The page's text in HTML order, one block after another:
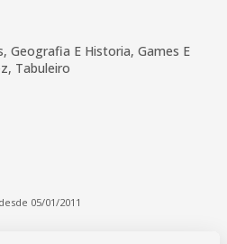
Geografia E Historia, Games E
Tabuleiro
05/01/2011